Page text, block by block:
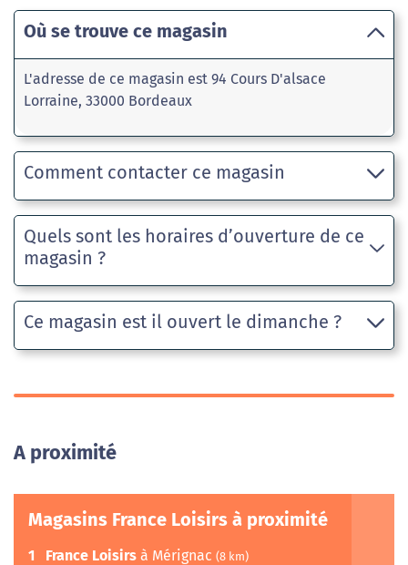
Où se trouve ce magasin
L'adresse de ce magasin est 94 Cours D'alsace
Lorraine, 33000 Bordeaux
Comment contacter ce magasin
Quels sont les horaires d’ouverture de ce
magasin ?
Ce magasin est il ouvert le dimanche ?
A proximité
Magasins France Loisirs à proximité
1 France Loisirs à Mérignac (8 km)